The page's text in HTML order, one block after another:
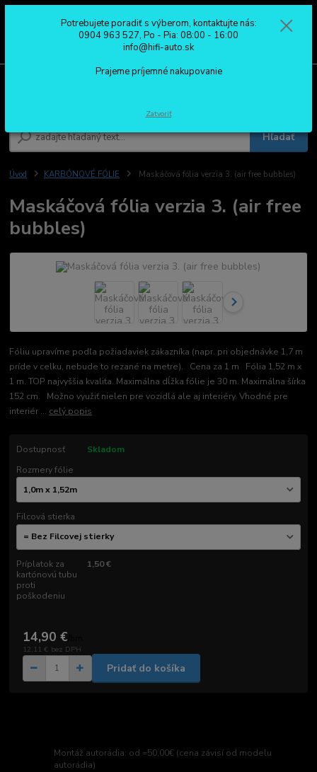
Hľadať
0904 963 527
Po - Pia: 08:00 - 16:00
Úvod KARBÓNOVÉ FÓLIE Maskáčová fólia verzia 3. (air free bubbles)
Maskáčová fólia verzia 3. (air free
bubbles)
Fóliu upravíme podľa požiadaviek zákazníka (napr. pri objednávke 1,7 m
príde v celku, nebude to rezané na metre). Cena za 1 m Fólia 1,52 m x
1 m. TOP najvyššia kvalita. Maximálna dĺžka fólie je 30 m. Maximálna šírka
152 cm. Možno využiť nielen pre vozidlá ale aj interiéry. Vhodné pre
interiér ... celý popis
Dostupnosť
Skladom
Rozmery fólie
Filcová stierka
Príplatok za
kartónovú tubu
proti
poškodeniu
1,50 €
14,90 €
12,11 € bez DPH
Pridať do košíka
Montáž autorádia: od =50,00€ (cena závisí od modelu
autorádia)
Potrebujete poradiť s výberom, kontaktujte nás:
0904 963 527, Po - Pia: 08:00 - 16:00
info@hifi-auto.sk
Prajeme príjemné nakupovanie
Zatvoriť